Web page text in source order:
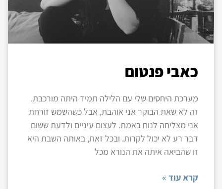
כאבי פנטום
מערכת היחסים שלי עם הלילה תמיד היתה מורכבת.
זה לא שאת הבוקר אני אוהבת, אבל כשהשמש זורחת
אני מצליחה לנוח באמת. לעצום עיניים ולדעת ששום
דבר רע לא יכול לקרות. ובכל זאת, באותה השבת היא
זו שהביאה איתה את הנורא מכל
קרא עוד »